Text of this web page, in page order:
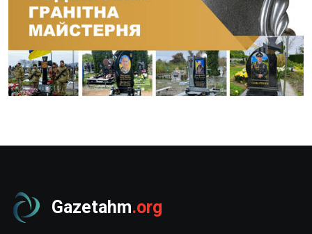
Gazetahm.org